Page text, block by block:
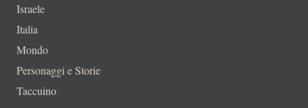
Israele
Italia
Mondo
Personaggi e Storie
Taccuino